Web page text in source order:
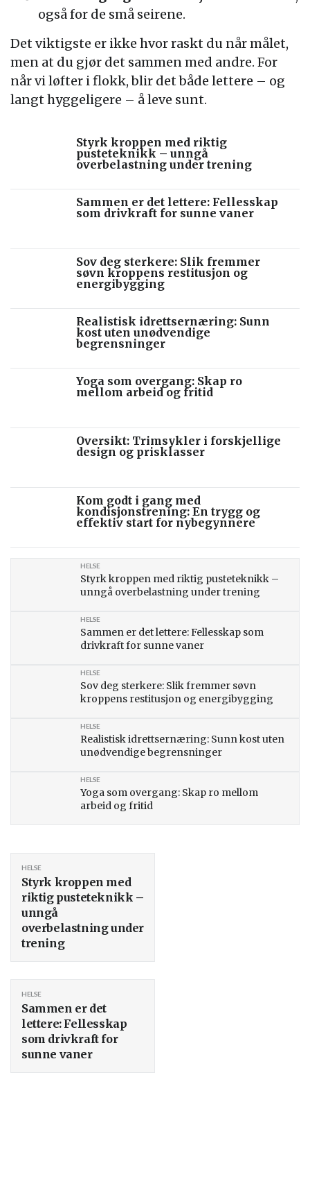
også for de små seirene.
Det viktigste er ikke hvor raskt du når målet,
men at du gjør det sammen med andre. For
når vi løfter i flokk, blir det både lettere – og
langt hyggeligere – å leve sunt.
Styrk kroppen med riktig
pusteteknikk – unngå
overbelastning under trening
Sammen er det lettere: Fellesskap
som drivkraft for sunne vaner
Sov deg sterkere: Slik fremmer
søvn kroppens restitusjon og
energibygging
Realistisk idrettsernæring: Sunn
kost uten unødvendige
begrensninger
Yoga som overgang: Skap ro
mellom arbeid og fritid
Oversikt: Trimsykler i forskjellige
design og prisklasser
Kom godt i gang med
kondisjonstrening: En trygg og
effektiv start for nybegynnere
Styrk kroppen med riktig pusteteknikk –
unngå overbelastning under trening
HELSE
Sammen er det lettere: Fellesskap som
drivkraft for sunne vaner
HELSE
Sov deg sterkere: Slik fremmer søvn
kroppens restitusjon og energibygging
HELSE
Realistisk idrettsernæring: Sunn kost uten
unødvendige begrensninger
HELSE
Yoga som overgang: Skap ro mellom
arbeid og fritid
HELSE
Styrk kroppen med
riktig pusteteknikk –
unngå
overbelastning under
trening
HELSE
Sammen er det
lettere: Fellesskap
som drivkraft for
sunne vaner
HELSE